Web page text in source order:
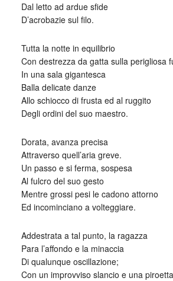
Dal letto ad ardue sfide
D’acrobazie sul filo.
Tutta la notte in equilibrio
Con destrezza da gatta sulla perigliosa
In una sala gigantesca
Balla delicate danze
Allo schiocco di frusta ed al ruggito
Degli ordini del suo maestro.
Dorata, avanza precisa
Attraverso quell’aria greve.
Un passo e si ferma, sospesa
Al fulcro del suo gesto
Mentre grossi pesi le cadono attorno
Ed incominciano a volteggiare.
Addestrata a tal punto, la ragazza
Para l’affondo e la minaccia
Di qualunque oscillazione;
Con un improvviso slancio e una piroetta